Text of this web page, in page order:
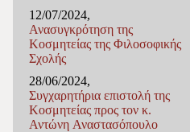
12/07/2024,
Ανασυγκρότηση της
Κοσμητείας της Φιλοσοφικής
Σχολής
28/06/2024,
Συγχαρητήρια επιστολή της
Κοσμητείας προς τον κ.
Αντώνη Αναστασόπουλο